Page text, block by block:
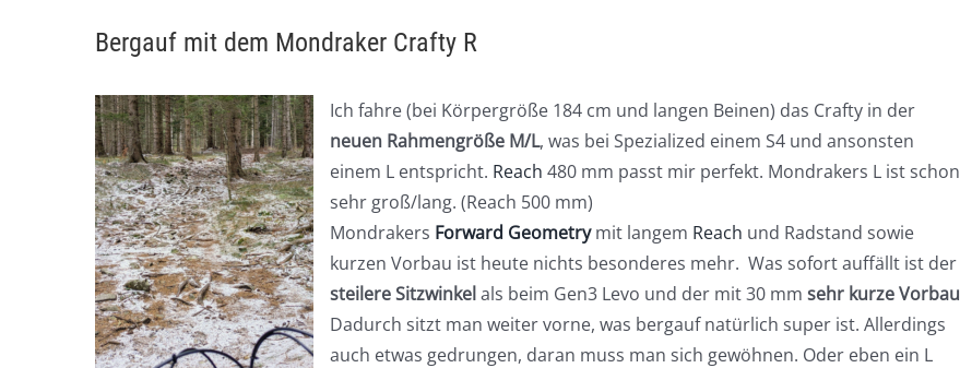
Bergauf mit dem Mondraker Crafty R
Ich fahre (bei Körpergröße 184 cm und langen Beinen) das Crafty in der
neuen Rahmengröße M/L, was bei Spezialized einem S4 und ansonsten
einem L entspricht. Reach 480 mm passt mir perfekt. Mondrakers L ist schon
sehr groß/lang. (Reach 500 mm)
Mondrakers Forward Geometry mit langem Reach und Radstand sowie
kurzen Vorbau ist heute nichts besonderes mehr. Was sofort auffällt ist der
steilere Sitzwinkelals beim Gen3 Levo und der mit 30 mm sehr kurze Vorbau
Dadurch sitzt man weiter vorne, was bergauf natürlich super ist. Allerdings
auch etwas gedrungen, daran muss man sich gewöhnen. Oder eben ein L